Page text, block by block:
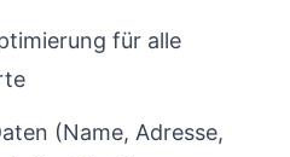
für alle
(Name, Adresse,